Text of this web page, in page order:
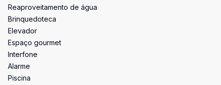
Reaproveitamento de água
Brinquedoteca
Elevador
Espaço gourmet
Interfone
Alarme
Piscina